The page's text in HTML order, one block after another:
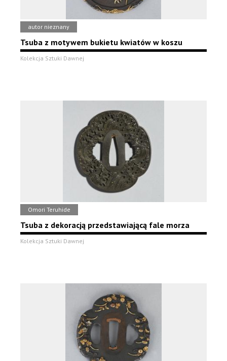
autor nieznany
Tsuba z motywem bukietu kwiatów w koszu
Kolekcja Sztuki Dawnej
Omori Teruhide
Tsuba z dekoracją przedstawiającą fale morza
Kolekcja Sztuki Dawnej